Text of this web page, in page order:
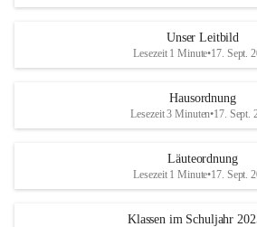
Unser Leitbild
Lesezeit 1 Minute•17. Sept.
Hausordnung
Lesezeit 3 Minuten•17. Sept.
Läuteordnung
Lesezeit 1 Minute•17. Sept.
Klassen im Schuljahr